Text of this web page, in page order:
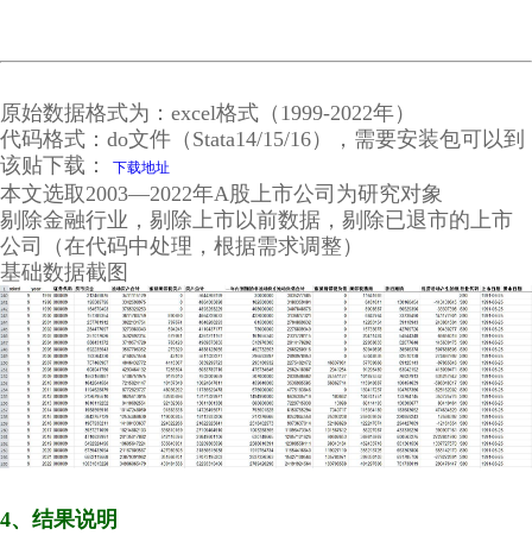
原始数据格式为：excel格式（1999-2022年）
代码格式：do文件（Stata14/15/16），需要安装包可以到
该贴下载：
下载地址
本文选取2003—2022年A股上市公司为研究对象
剔除金融行业，剔除上市以前数据，剔除已退市的上市
公司（在代码中处理，根据需求调整）
基础数据截图
4、结果说明